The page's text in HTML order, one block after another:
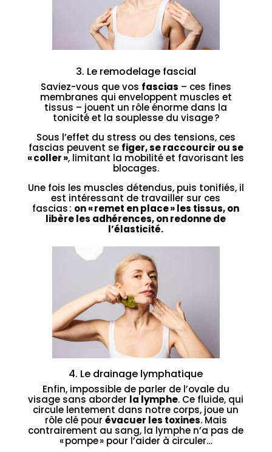
3. Le remodelage fascial
Saviez-vous que vos fascias – ces fines
membranes qui enveloppent muscles et
tissus – jouent un rôle énorme dans la
tonicité et la souplesse du visage ?
Sous l’effet du stress ou des tensions, ces
fascias peuvent se figer, se raccourcir ou se
« coller », limitant la mobilité et favorisant les
blocages.
Une fois les muscles détendus, puis tonifiés, il
est intéressant de travailler sur ces
fascias : on « remet en place » les tissus, on
libère les adhérences, on redonne de
l’élasticité.
4. Le drainage lymphatique
Enfin, impossible de parler de l’ovale du
visage sans aborder la lymphe. Ce fluide, qui
circule lentement dans notre corps, joue un
rôle clé pour évacuer les toxines. Mais
contrairement au sang, la lymphe n’a pas de
« pompe » pour l’aider à circuler…